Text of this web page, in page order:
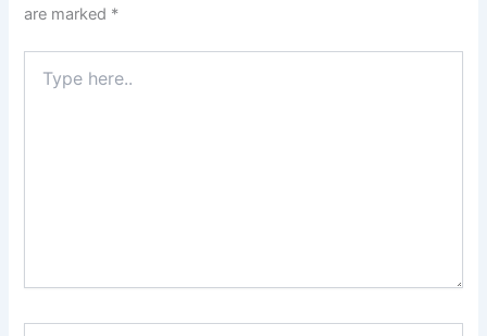
are marked *
here..